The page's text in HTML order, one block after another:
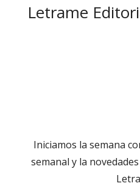
Letrame
Iniciamos la semana
semanal y la